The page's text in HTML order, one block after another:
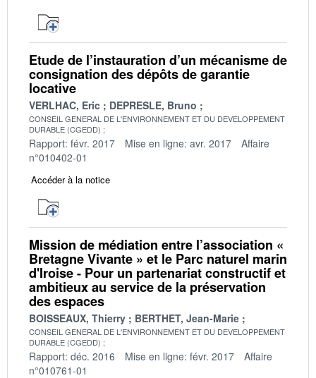
Etude de l’instauration d’un mécanisme de
consignation des dépôts de garantie
locative
VERLHAC, Eric DEPRESLE, Bruno
CONSEIL GENERAL DE L'ENVIRONNEMENT ET DU DEVELOPPEMENT
DURABLE (CGEDD)
Rapport: févr. 2017 Mise en ligne: avr. 2017
Affaire
n°010402-01
Accéder à la notice
Mission de médiation entre l’association «
Bretagne Vivante » et le Parc naturel marin
d'Iroise - Pour un partenariat constructif et
ambitieux au service de la préservation
des espaces
BOISSEAUX, Thierry BERTHET, Jean-Marie
CONSEIL GENERAL DE L'ENVIRONNEMENT ET DU DEVELOPPEMENT
DURABLE (CGEDD)
Rapport: déc. 2016 Mise en ligne: févr. 2017
Affaire
n°010761-01